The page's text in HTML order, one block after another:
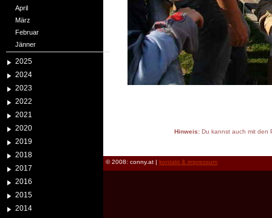
April
März
Februar
Jänner
2025
2024
2023
2022
2021
2020
2019
2018
2017
2016
2015
2014
Hinweis:Du kannst auch mit den
© 2008: conny.at | kontakt & impressum